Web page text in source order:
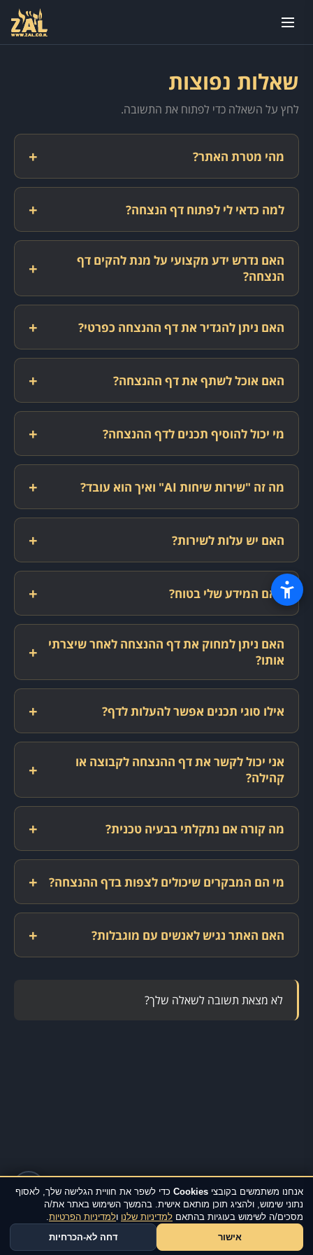
שאלות נפוצות
לחץ על השאלה כדי לפתוח את התשובה.
מהי מטרת האתר? +
למה כדאי לי לפתוח דף הנצחה? +
האם נדרש ידע מקצועי על מנת להקים דף
הנצחה?
+
האם ניתן להגדיר את דף ההנצחה כפרטי? +
האם אוכל לשתף את דף ההנצחה? +
מי יכול להוסיף תכנים לדף ההנצחה? +
מה זה "שירות שיחות AI" ואיך הוא עובד? +
האם יש עלות לשירות? +
האם המידע שלי בטוח? +
האם ניתן למחוק את דף ההנצחה לאחר שיצרתי
אותו?
+
אילו סוגי תכנים אפשר להעלות לדף? +
אני יכול לקשר את דף ההנצחה לקבוצה או
קהילה?
+
מה קורה אם נתקלתי בבעיה טכנית? +
מי הם המבקרים שיכולים לצפות בדף ההנצחה? +
האם האתר נגיש לאנשים עם מוגבלות? +
לא מצאת תשובה לשאלה שלך?
אנחנו משתמשים בקובצי Cookies כדי לשפר את חוויית הגלישה שלך, לאסוף
נתוני שימוש, ולהציג תוכן מותאם אישית. בהמשך השימוש באתר את/ה
מסכים/ה לשימוש בעוגיות בהתאם למדיניות שלנו ולמדיניות הפרטיות.
אישור דחה לא-הכרחיות
🐛